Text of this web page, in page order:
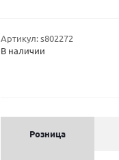
Артикул:s802272
В наличии
Розница